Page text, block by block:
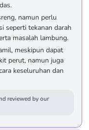
namun perlu
seperti tekanan darah
masalah lambung.
meskipun dapat
perut, namun juga
keseluruhan dan
reviewed by our